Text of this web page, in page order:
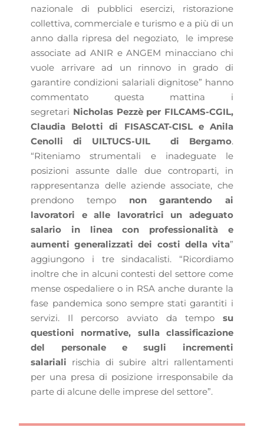
nazionale di pubblici esercizi, ristorazione
collettiva, commerciale e turismo e a più di un
anno dalla ripresa del negoziato, le imprese
associate ad ANIR e ANGEM minacciano chi
vuole arrivare ad un rinnovo in grado di
garantire condizioni salariali dignitose” hanno
commentato questa mattina i
segretari Nicholas Pezzè per FILCAMS-CGIL,
Claudia Belotti di FISASCAT-CISL e Anila
Cenolli di UILTUCS-UIL di Bergamo.
“Riteniamo strumentali e inadeguate le
posizioni assunte dalle due controparti, in
rappresentanza delle aziende associate, che
prendono tempo non garantendo ai
lavoratori e alle lavoratrici un adeguato
salario in linea con professionalità e
aumenti generalizzati dei costi della vita”
aggiungono i tre sindacalisti. “Ricordiamo
inoltre che in alcuni contesti del settore come
mense ospedaliere o in RSA anche durante la
fase pandemica sono sempre stati garantiti i
servizi. Il percorso avviato da tempo su
questioni normative, sulla classificazione
del personale e sugli incrementi
salariali rischia di subire altri rallentamenti
per una presa di posizione irresponsabile da
parte di alcune delle imprese del settore”.